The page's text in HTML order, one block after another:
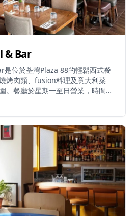
& Bar
位於荃灣Plaza 88的輕鬆西式餐
烤肉類、fusion料理及意大利菜
。餐廳於星期一至日營業，時間為
馨環境，是荃灣區優質西式及
。